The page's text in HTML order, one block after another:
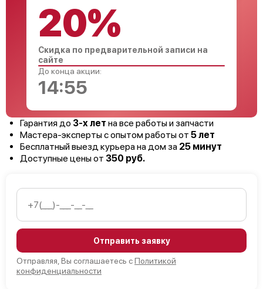
Гарантия до 3-х лет на все работы и запчасти
Мастера-эксперты с опытом работы от 5 лет
Бесплатный выезд курьера на дом за 25 минут
Доступные цены от 350 руб.
Отправить заявку
Отправляя, Вы соглашаетесь сПолитикой
конфиденциальности
20%
Скидка по предварительной записи на
сайте
До конца акции:
14:54